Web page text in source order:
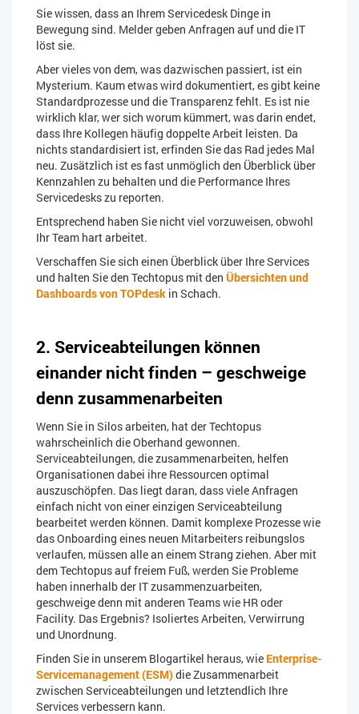
Sie wissen, dass an Ihrem Servicedesk Dinge in
Bewegung sind. Melder geben Anfragen auf und die IT
löst sie.
Aber vieles von dem, was dazwischen passiert, ist ein
Mysterium. Kaum etwas wird dokumentiert, es gibt keine
Standardprozesse und die Transparenz fehlt. Es ist nie
wirklich klar, wer sich worum kümmert, was darin endet,
dass Ihre Kollegen häufig doppelte Arbeit leisten. Da
nichts standardisiert ist, erfinden Sie das Rad jedes Mal
neu. Zusätzlich ist es fast unmöglich den Überblick über
Kennzahlen zu behalten und die Performance Ihres
Servicedesks zu reporten.
Entsprechend haben Sie nicht viel vorzuweisen, obwohl
Ihr Team hart arbeitet.
Verschaffen Sie sich einen Überblick über Ihre Services
und halten Sie den Techtopus mit den Übersichten und
Dashboards von TOPdesk in Schach.
2. Serviceabteilungen können
einander nicht finden – geschweige
denn zusammenarbeiten
Wenn Sie in Silos arbeiten, hat der Techtopus
wahrscheinlich die Oberhand gewonnen.
Serviceabteilungen, die zusammenarbeiten, helfen
Organisationen dabei ihre Ressourcen optimal
auszuschöpfen. Das liegt daran, dass viele Anfragen
einfach nicht von einer einzigen Serviceabteilung
bearbeitet werden können. Damit komplexe Prozesse wie
das Onboarding eines neuen Mitarbeiters reibungslos
verlaufen, müssen alle an einem Strang ziehen. Aber mit
dem Techtopus auf freiem Fuß, werden Sie Probleme
haben innerhalb der IT zusammenzuarbeiten,
geschweige denn mit anderen Teams wie HR oder
Facility. Das Ergebnis? Isoliertes Arbeiten, Verwirrung
und Unordnung.
Finden Sie in unserem Blogartikel heraus, wie Enterprise-
Servicemanagement (ESM) die Zusammenarbeit
zwischen Serviceabteilungen und letztendlich Ihre
Services verbessern kann.